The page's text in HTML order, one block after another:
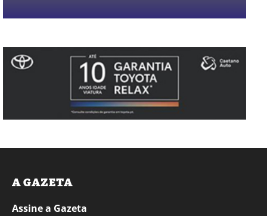
A GAZETA
Assine a Gazeta